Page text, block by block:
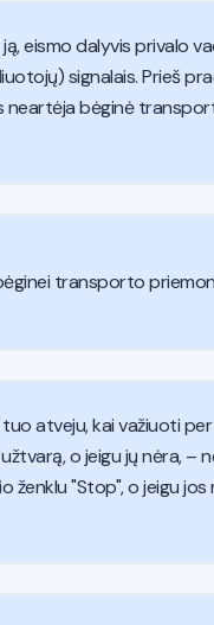
eismo dalyvis privalo
signalais. Prieš
bėginė
transporto
atveju, kai važiuoti
o jeigu jų nėra,
"Stop", o jeigu